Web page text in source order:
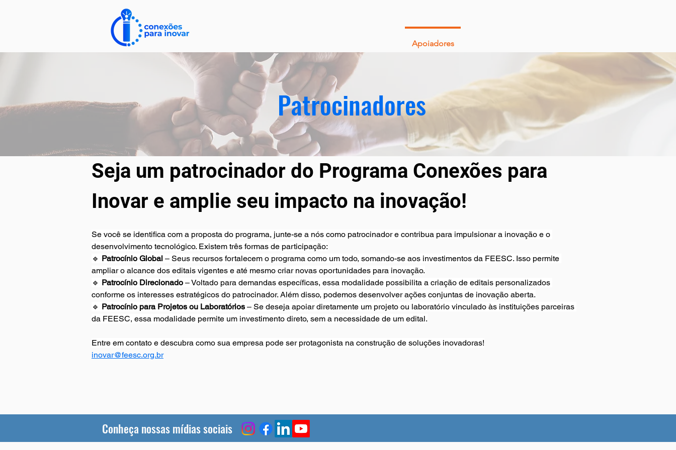
Apoiadores
Patrocinadores
Seja um patrocinador do Programa Conexões para
Inovar e amplie seu impacto na inovação!
Se você se identifica com a proposta do programa, junte-se a nós como patrocinador e contribua para impulsionar a inovação e o
desenvolvimento tecnológico. Existem três formas de participação:
🔹 Patrocínio Global – Seus recursos fortalecem o programa como um todo, somando-se aos investimentos da FEESC. Isso permite
ampliar o alcance dos editais vigentes e até mesmo criar novas oportunidades para inovação.
🔹 Patrocínio Direcionado – Voltado para demandas específicas, essa modalidade possibilita a criação de editais personalizados
conforme os interesses estratégicos do patrocinador. Além disso, podemos desenvolver ações conjuntas de inovação aberta.
🔹 Patrocínio para Projetos ou Laboratórios – Se deseja apoiar diretamente um projeto ou laboratório vinculado às instituições parceiras
da FEESC, essa modalidade permite um investimento direto, sem a necessidade de um edital.
Entre em contato e descubra como sua empresa pode ser protagonista na construção de soluções inovadoras!
inovar@feesc.org.br
Conheça nossas mídias sociais